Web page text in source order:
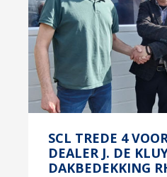
SCL TREDE 4
DEALER J. DE
DAKBEDEKKING